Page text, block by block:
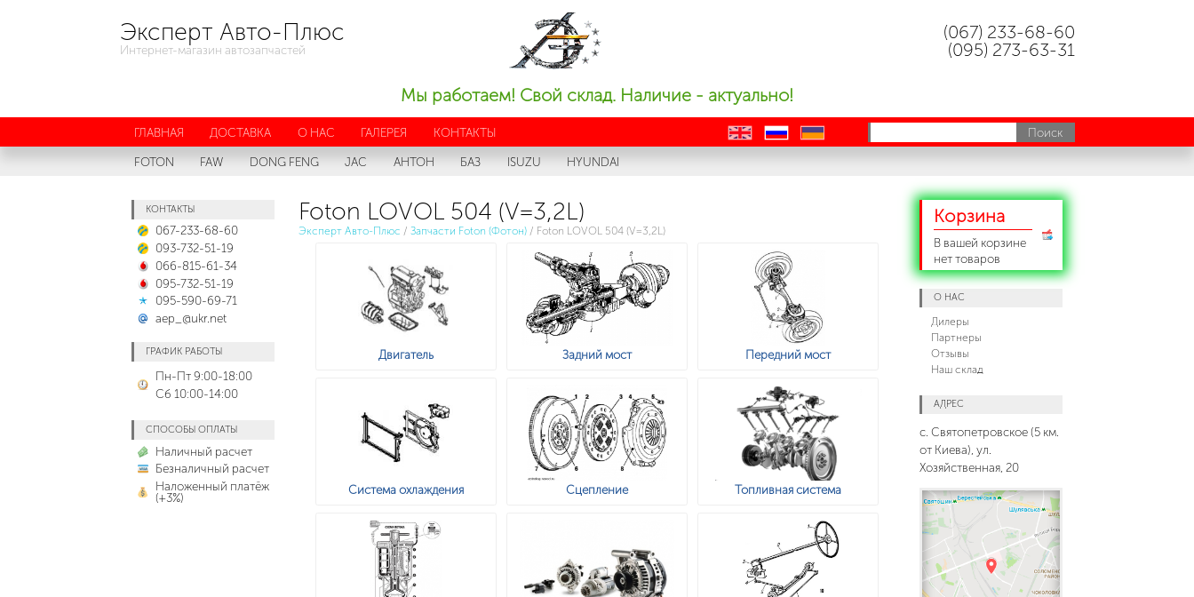
Эксперт Авто-Плюс
Интернет-магазин автозапчастей
(067) 233-68-60
(095) 273-63-31
Мы работаем! Свой склад. Наличие - актуально!
ГЛАВНАЯ ДОСТАВКА О НАС ГАЛЕРЕЯ КОНТАКТЫ en ru
uk
FOTON
FAW DONG FENG JAC АНТОН БАЗ ISUZU HYUNDAI
КОНТАКТЫ
067-233-68-60
093-732-51-19
066-815-61-34
095-732-51-19
095-590-69-71
aep_@ukr.net
ГРАФИК РАБОТЫ
Пн-Пт 9:00-18:00
Сб 10:00-14:00
СПОСОБЫ ОПЛАТЫ
Наличный расчет
Безналичный расчет
Наложенный платёж
(+3%)
Foton LOVOL 504 (V=3,2L)
Эксперт Авто-Плюс / Запчасти Foton (Фотон)/ Foton LOVOL 504 (V=3,2L)
Двигатель Задний мост Передний мост
Система охлаждения Сцепление Топливная система
Корзина
В вашей корзине
нет товаров
О НАС
Дилеры
Партнеры
Отзывы
Наш склад
АДРЕС
с. Святопетровское (5 км.
от Киева), ул.
Хозяйственная, 20